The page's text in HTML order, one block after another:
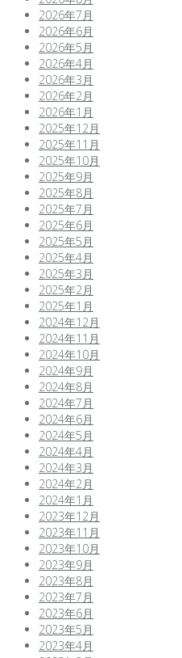
2026年7月
2026年6月
2026年5月
2026年4月
2026年3月
2026年2月
2026年1月
2025年12月
2025年11月
2025年10月
2025年9月
2025年8月
2025年7月
2025年6月
2025年5月
2025年4月
2025年3月
2025年2月
2025年1月
2024年12月
2024年11月
2024年10月
2024年9月
2024年8月
2024年7月
2024年6月
2024年5月
2024年4月
2024年3月
2024年2月
2024年1月
2023年12月
2023年11月
2023年10月
2023年9月
2023年8月
2023年7月
2023年6月
2023年5月
2023年4月